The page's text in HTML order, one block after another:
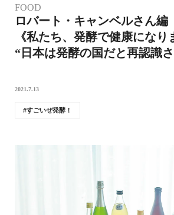
FOOD
ロバート・キャンベルさん編
《私たち、発酵で健康になり
“日本は発酵の国だと再認識
2021.7.13
すごいぜ発酵！